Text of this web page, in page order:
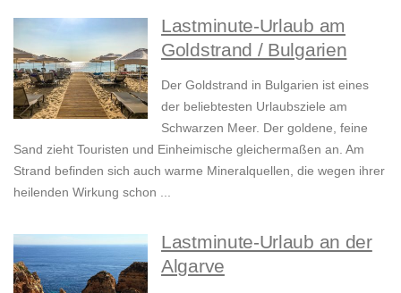
Lastminute-Urlaub am
Goldstrand / Bulgarien
Der Goldstrand in Bulgarien ist eines
der beliebtesten Urlaubsziele am
Schwarzen Meer. Der goldene, feine
Sand zieht Touristen und Einheimische gleichermaßen an. Am
Strand befinden sich auch warme Mineralquellen, die wegen ihrer
heilenden Wirkung schon ...
Lastminute-Urlaub an der
Algarve